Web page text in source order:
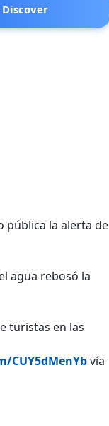
pública la alerta de
agua rebosó la
turistas en las
CUY5dMenYbvía